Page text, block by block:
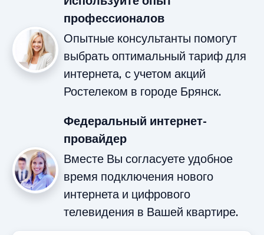
профессионалов
Опытные консультанты помогут
выбрать оптимальный тариф для
интернета, с учетом акций
Ростелеком в городе Брянск.
Федеральный интернет-
провайдер
Вместе Вы согласуете удобное
время подключения нового
интернета и цифрового
телевидения в Вашей квартире.